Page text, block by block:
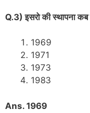
Q.3) इसरो की स्थापना कब
1969
1971
1973
1983
Ans. 1969